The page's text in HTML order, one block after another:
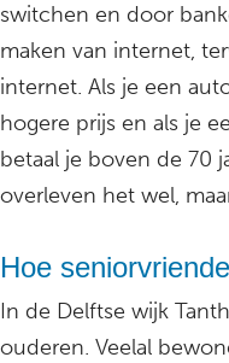
switchen en door
maken van internet,
internet. Als je een
hogere prijs en als je
betaal je boven de 70
overleven het wel,
Hoe
In de Delftse wijk
ouderen. Veelal